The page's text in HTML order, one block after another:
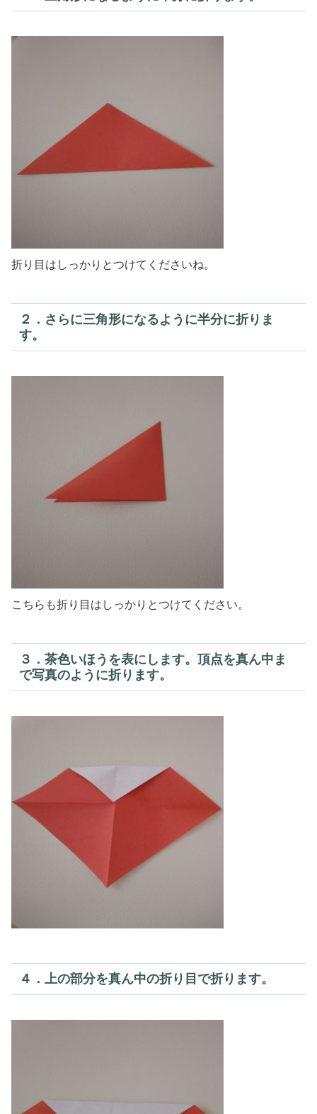
折り目はしっかりとつけてくださいね。
２．さらに三角形になるように半分に折りま
す。
こちらも折り目はしっかりとつけてください。
３．茶色いほうを表にします。頂点を真ん中ま
で写真のように折ります。
４．上の部分を真ん中の折り目で折ります。